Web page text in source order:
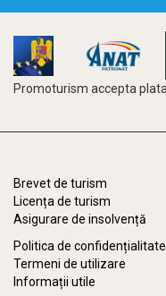
Promoturism accepta
Brevet de turism
Licența de turism
Asigurare de insolvență
Politica de confidențialitate
Termeni de utilizare
Informații utile